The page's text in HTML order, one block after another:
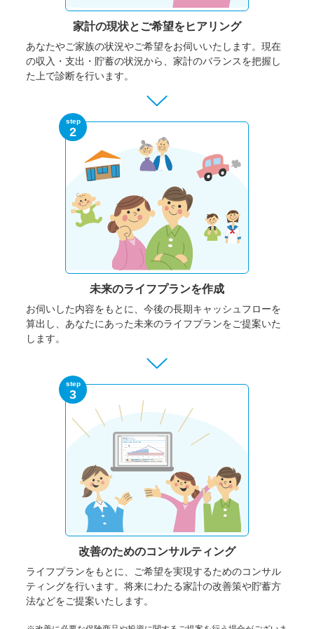
家計の現状と ご希望をヒアリング
あなたやご家族の状況やご希望をお伺いいたします。 現在
の収入・支出・貯蓄の状況から、家計のバランスを把握し
た上で診断を行います。
step
2
未来のライフプランを作成
お伺いした内容をもとに、今後の長期キャッシュフローを
算出し、あなたにあった未来のライフプランをご提案いた
します。
step
3
改善のためのコンサルティング
ライフプランをもとに、ご希望を実現するためのコンサル
ティングを行います。将来にわたる家計の改善策や貯蓄方
法などをご提案いたします。